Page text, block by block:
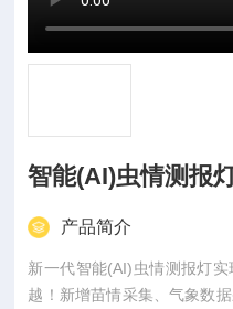
智能(AI)虫情测报
产品简介
新一代智能(AI)虫情测报灯
越！新增苗情采集、气象数